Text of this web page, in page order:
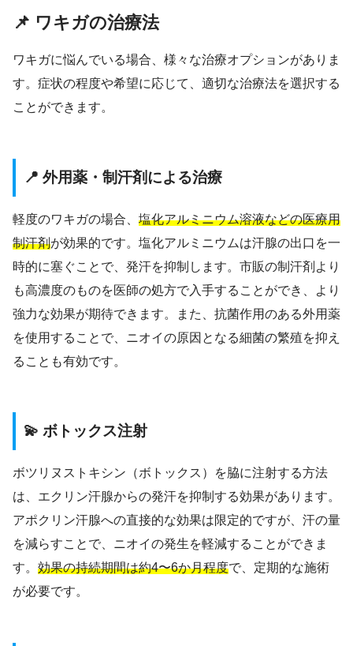
📌 ワキガの治療法
ワキガに悩んでいる場合、様々な治療オプションがありま
す。症状の程度や希望に応じて、適切な治療法を選択する
ことができます。
📍 外用薬・制汗剤による治療
軽度のワキガの場合、 塩化アルミニウム溶液などの医療用
制汗剤が効果的です。塩化アルミニウムは汗腺の出口を一
時的に塞ぐことで、発汗を抑制します。市販の制汗剤より
も高濃度のものを医師の処方で入手することができ、より
強力な効果が期待できます。また、抗菌作用のある外用薬
を使用することで、ニオイの原因となる細菌の繁殖を抑え
ることも有効です。
💫 ボトックス注射
ボツリヌストキシン（ボトックス）を脇に注射する方法
は、エクリン汗腺からの発汗を抑制する効果があります。
アポクリン汗腺への直接的な効果は限定的ですが、汗の量
を減らすことで、ニオイの発生を軽減することができま
す。 効果の持続期間は約4〜6か月程度で、定期的な施術
が必要です。